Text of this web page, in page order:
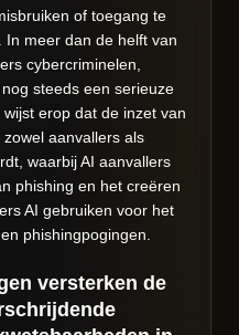
of toegang te
In meer dan de helft van
cybercriminelen,
steeds een serieuze
erop dat de inzet van
aanvallers als
waarbij AI aanvallers
phishing en het creëren
AI gebruiken voor het
phishingpogingen.
versterken de